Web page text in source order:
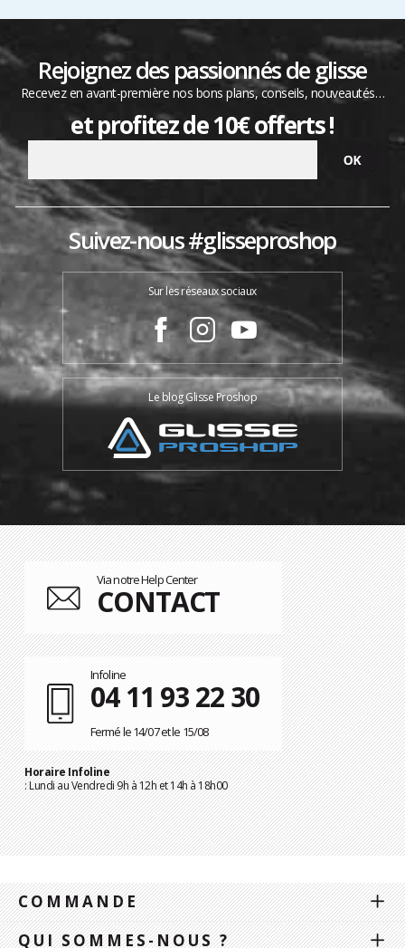
Rejoignez des passionnés de glisse
Recevez en avant-première nos bons plans, conseils, nouveautés…
et profitez de 10€ offerts !
Suivez-nous #glisseproshop
Sur les réseaux sociaux
Le blog Glisse Proshop
Via notre Help Center
CONTACT
Infoline
04 11 93 22 30
Fermé le 14/07 et le 15/08
Horaire Infoline
: Lundi au Vendredi 9h à 12h et 14h à 18h00
COMMANDE
QUI SOMMES-NOUS ?